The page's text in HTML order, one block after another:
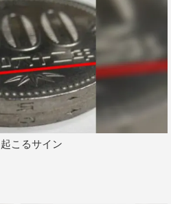
加していた。
シングル『独り占め』のリリー
ーレコード渋谷店で開催。今
嶋あんりは「＃2i2の曲の中で
曲なので、こうしてCDとして
です！」と喜びを語る。
こるサイン